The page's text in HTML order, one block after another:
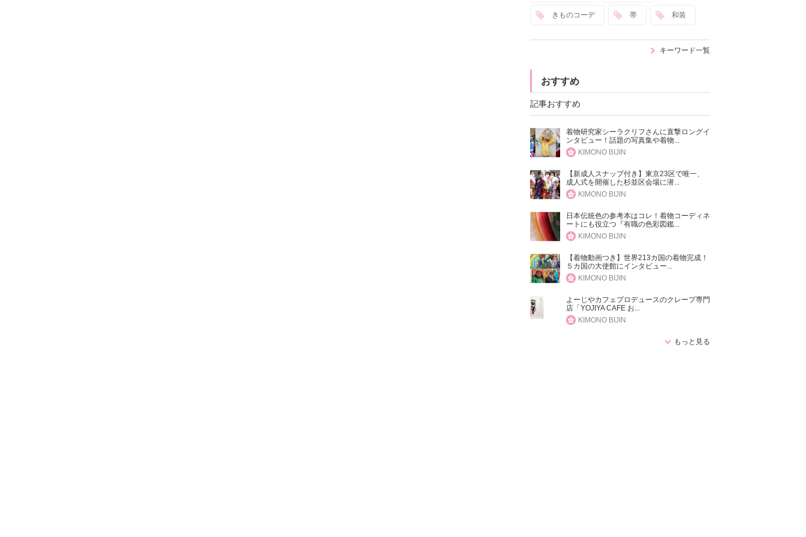
きものコーデ 帯 和装
キーワード一覧
おすすめ
記事おすすめ
着物研究家シーラクリフさんに直撃ロングイ
ンタビュー！話題の写真集や着物...
KIMONO BIJIN
【新成人スナップ付き】東京23区で唯一、
成人式を開催した杉並区会場に潜...
KIMONO BIJIN
日本伝統色の参考本はコレ！着物コーディネ
ートにも役立つ『有職の色彩図鑑...
KIMONO BIJIN
【着物動画つき】世界213カ国の着物完成！
５カ国の大使館にインタビュー...
KIMONO BIJIN
よーじやカフェプロデュースのクレープ専門
店「YOJIYA CAFE お...
KIMONO BIJIN
もっと見る